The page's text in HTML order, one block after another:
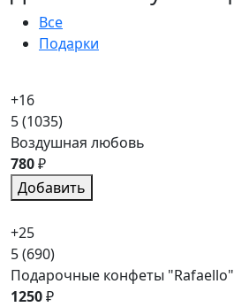
Все
Подарки
+16
5(1035)
Воздушная любовь
780₽
Добавить
+25
5(690)
Подарочные конфеты "Rafaello"
1250₽